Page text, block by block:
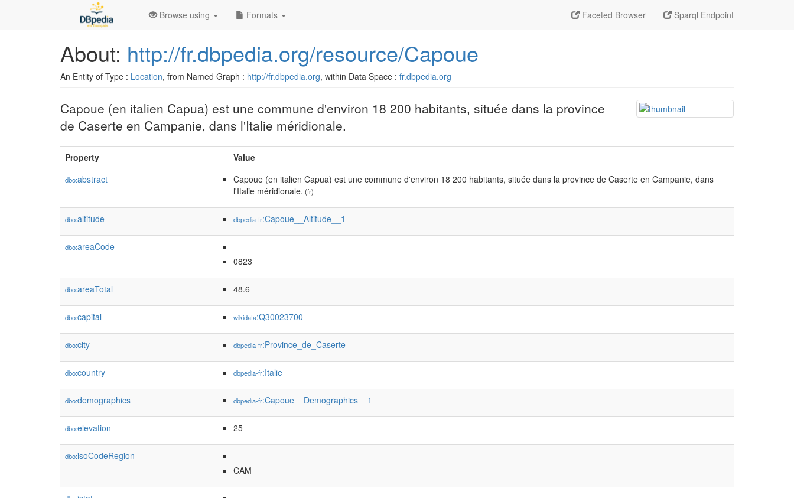
Faceted Browser Sparql Endpoint
Browse using Formats
About: http://fr.dbpedia.org/resource/Capoue
An Entity of Type : Location, from Named Graph : http://fr.dbpedia.org, within Data Space : fr.dbpedia.org
Capoue (en italien Capua) est une commune d'environ 18 200 habitants, située dans la province
de Caserte en Campanie, dans l'Italie méridionale.
Property Value
dbo:abstract
Capoue (en italien Capua) est une commune d'environ 18 200 habitants, située dans la province de Caserte en Campanie, dans
l'Italie méridionale. (fr)
dbo:altitude dbpedia-fr:Capoue__Altitude__1
dbo:areaCode
0823
dbo:areaTotal 48.6
dbo:capital wikidata:Q30023700
dbo:city dbpedia-fr:Province_de_Caserte
dbo:country dbpedia-fr:Italie
dbo:demographics dbpedia-fr:Capoue__Demographics__1
dbo:elevation 25
dbo:isoCodeRegion
CAM